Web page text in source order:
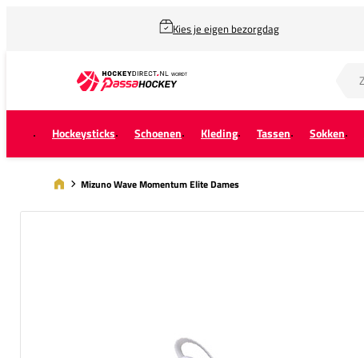
Kies je eigen bezorgdag
Hockeysticks Schoenen Kleding Tassen Sokken
Mizuno Wave Momentum Elite Dames